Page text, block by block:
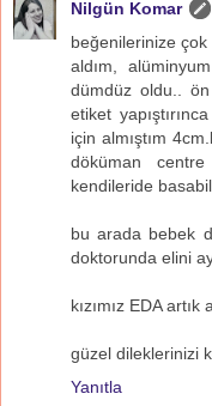
Nilgün Komar
beğenilerinize
aldım,
dümdüz oldu.. ön
etiket
için almıştım
döküman centre
kendileride
bu arada bebek
doktorunda elini
kızımız EDA artık
güzel dileklerinizi
Yanıtla